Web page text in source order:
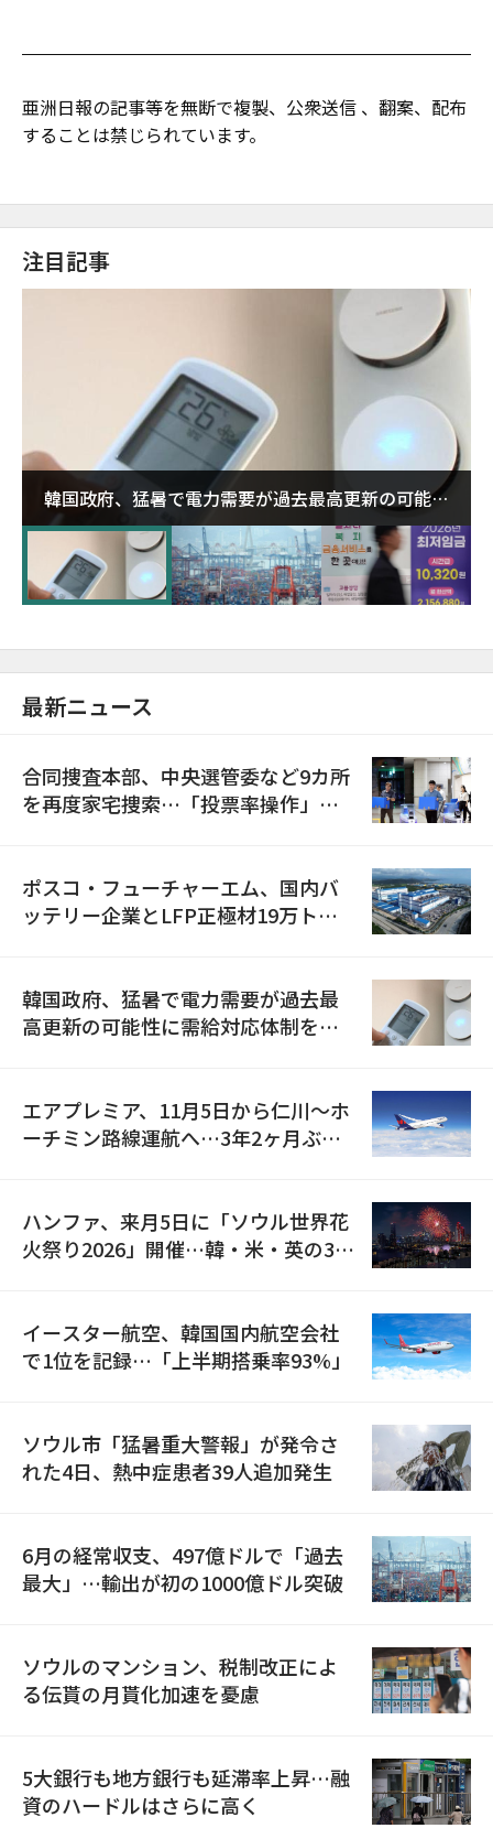
亜洲日報の記事等を無断で複製、公衆送信 、翻案、配布
することは禁じられています。
注目記事
韓国政府、猛暑で電力需要が過去最高更新の可能性
に需給対応体制を点検
最新ニュース
合同捜査本部、中央選管委など9カ所
を再度家宅捜索…「投票率操作」の
ポスコ・フューチャーエム、国内バ
ッテリー企業とLFP正極材19万トン
韓国政府、猛暑で電力需要が過去最
高更新の可能性に需給対応体制を点
エアプレミア、11月5日から仁川〜ホ
ーチミン路線運航へ…3年2ヶ月ぶり
ハンファ、来月5日に「ソウル世界花
火祭り2026」開催…韓・米・英の3カ
イースター航空、韓国国内航空会社
で1位を記録…「上半期搭乗率93%」
ソウル市「猛暑重大警報」が発令さ
れた4日、熱中症患者39人追加発生
6月の経常収支、497億ドルで「過去
最大」…輸出が初の1000億ドル突破
ソウルのマンション、税制改正によ
る伝貰の月貰化加速を憂慮
5大銀行も地方銀行も延滞率上昇…融
資のハードルはさらに高く